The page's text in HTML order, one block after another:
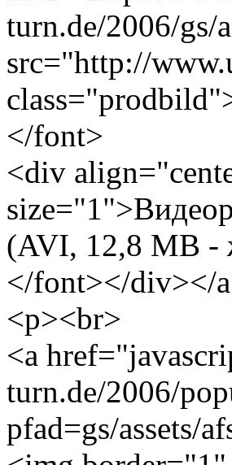
turn.de/2006/gs/
src="http://
</font>
<div
(AVI, 12,8 MB -
</font></div></
<p><br>
<a
turn.de/2006/
pfad=gs/assets/